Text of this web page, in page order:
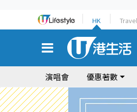
HK Travel
演唱會 優惠著數